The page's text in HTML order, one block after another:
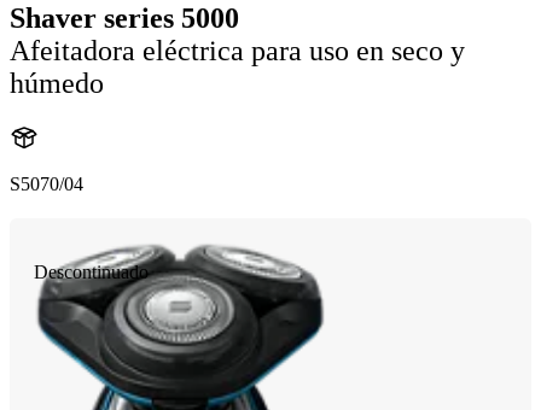
Shaver series 5000
Afeitadora eléctrica para uso en seco y
húmedo
S5070/04
Descontinuado